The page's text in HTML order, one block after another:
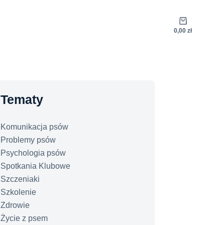
Koszyk
0,00 zł
Tematy
Komunikacja psów
Problemy psów
Psychologia psów
Spotkania Klubowe
Szczeniaki
Szkolenie
Zdrowie
Życie z psem